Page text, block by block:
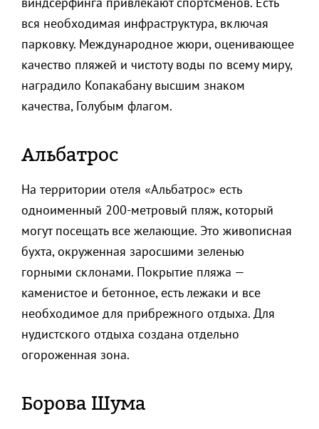
вся необходимая инфраструктура, включая
парковку. Международное жюри, оценивающее
качество пляжей и чистоту воды по всему миру,
наградило Копакабану высшим знаком
качества, Голубым флагом.
Альбатрос
На территории отеля «Альбатрос» есть
одноименный 200-метровый пляж, который
могут посещать все желающие. Это живописная
бухта, окруженная заросшими зеленью
горными склонами. Покрытие пляжа —
каменистое и бетонное, есть лежаки и все
необходимое для прибрежного отдыха. Для
нудистского отдыха создана отдельно
огороженная зона.
Борова Шума